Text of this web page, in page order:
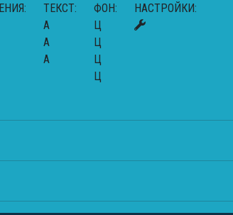
ТЕКСТ:
A
A
A
ФОН:
Ц
Ц
Ц
Ц
НАСТРОЙКИ: